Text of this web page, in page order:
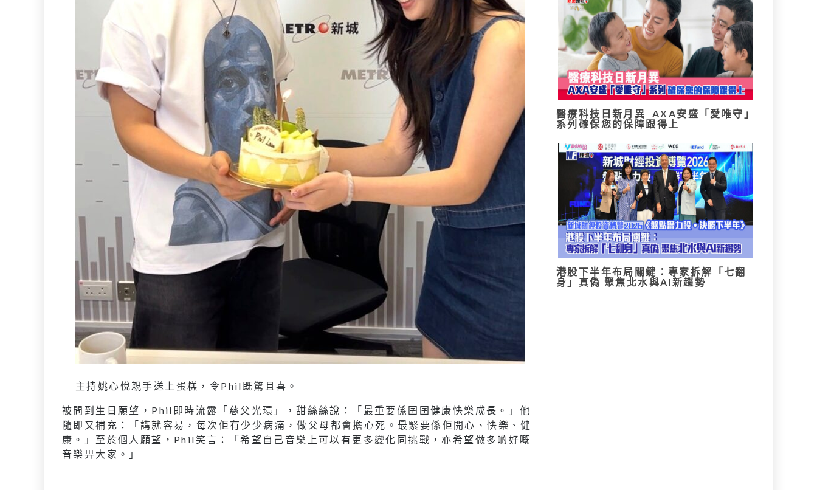
主持姚心悅親手送上蛋糕，令Phil既驚且喜。
被問到生日願望，Phil即時流露「慈父光環」，甜絲絲說：「最重要係囝囝健康快樂成長。」他
隨即又補充：「講就容易，每次佢有少少病痛，做父母都會擔心死。最緊要係佢開心、快樂、健
康。」至於個人願望，Phil笑言：「希望自己音樂上可以有更多變化同挑戰，亦希望做多啲好嘅
音樂畀大家。」
醫療科技日新月異 AXA安盛「愛唯守」
系列確保您的保障跟得上
港股下半年布局關鍵：專家拆解「七翻
身」真偽 聚焦北水與AI新趨勢